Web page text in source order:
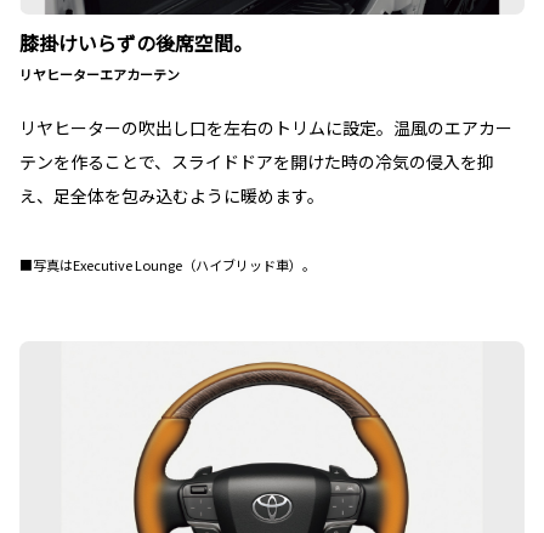
膝掛けいらずの後席空間。
リヤヒーターエアカーテン
リヤヒーターの吹出し口を左右のトリムに設定。温風のエアカー
テンを作ることで、スライドドアを開けた時の冷気の侵入を抑
え、足全体を包み込むように暖めます。
■写真はExecutive Lounge（ハイブリッド車）。